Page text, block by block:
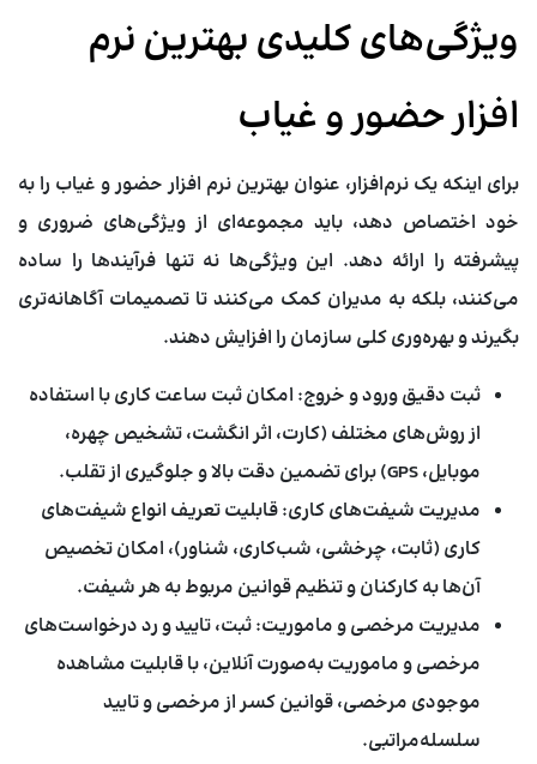
ویژگی‌های کلیدی بهترین نرم
افزار حضور و غیاب
برای اینکه یک نرم‌افزار، عنوان بهترین نرم افزار حضور و غیاب را به
خود اختصاص دهد، باید مجموعه‌ای از ویژگی‌های ضروری و
پیشرفته را ارائه دهد. این ویژگی‌ها نه تنها فرآیندها را ساده
می‌کنند، بلکه به مدیران کمک می‌کنند تا تصمیمات آگاهانه‌تری
بگیرند و بهره‌وری کلی سازمان را افزایش دهند.
ثبت دقیق ورود و خروج: امکان ثبت ساعت کاری با استفاده
از روش‌های مختلف (کارت، اثر انگشت، تشخیص چهره،
موبایل، GPS) برای تضمین دقت بالا و جلوگیری از تقلب.
مدیریت شیفت‌های کاری:قابلیت تعریف انواع شیفت‌های
کاری (ثابت، چرخشی، شب‌کاری، شناور)، امکان تخصیص
آن‌ها به کارکنان و تنظیم قوانین مربوط به هر شیفت.
مدیریت مرخصی و ماموریت:ثبت، تایید و رد درخواست‌های
مرخصی و ماموریت به‌صورت آنلاین، با قابلیت مشاهده
موجودی مرخصی، قوانین کسر از مرخصی و تایید
سلسله‌مراتبی.